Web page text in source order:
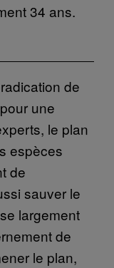
34 ans.
de
une
le plan
espèces
de
sauver le
largement
de
le plan,